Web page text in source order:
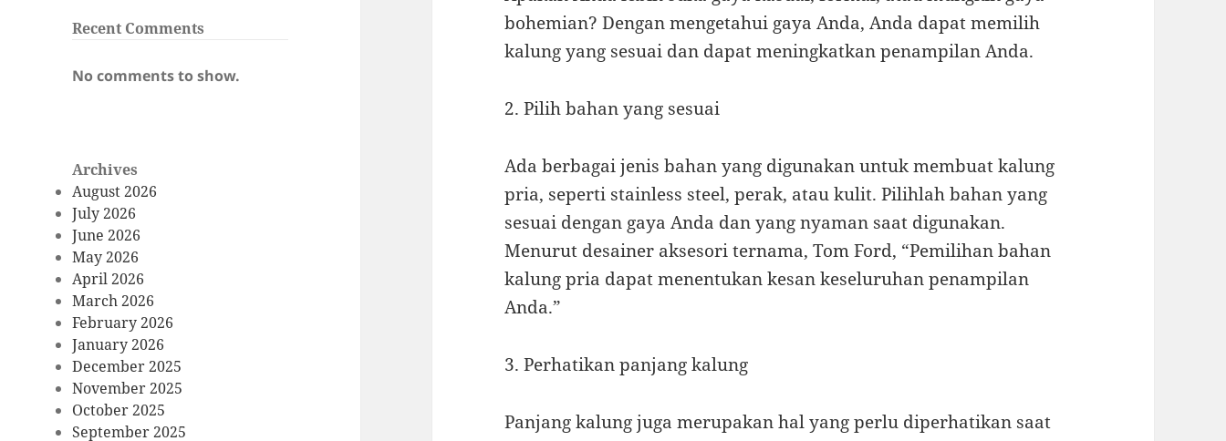
Recent Comments
No comments to show.
Archives
August 2026
July 2026
June 2026
May 2026
April 2026
March 2026
February 2026
January 2026
December 2025
November 2025
October 2025
September 2025
bohemian? Dengan mengetahui gaya Anda, Anda dapat memilih
kalung yang sesuai dan dapat meningkatkan penampilan Anda.
2. Pilih bahan yang sesuai
Ada berbagai jenis bahan yang digunakan untuk membuat kalung
pria, seperti stainless steel, perak, atau kulit. Pilihlah bahan yang
sesuai dengan gaya Anda dan yang nyaman saat digunakan.
Menurut desainer aksesori ternama, Tom Ford, “Pemilihan bahan
kalung pria dapat menentukan kesan keseluruhan penampilan
Anda.”
3. Perhatikan panjang kalung
Panjang kalung juga merupakan hal yang perlu diperhatikan saat